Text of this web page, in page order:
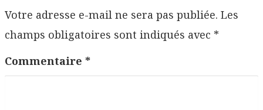
Votre adresse e-mail ne sera pas publiée. Les
champs obligatoires sont indiqués avec *
Commentaire *